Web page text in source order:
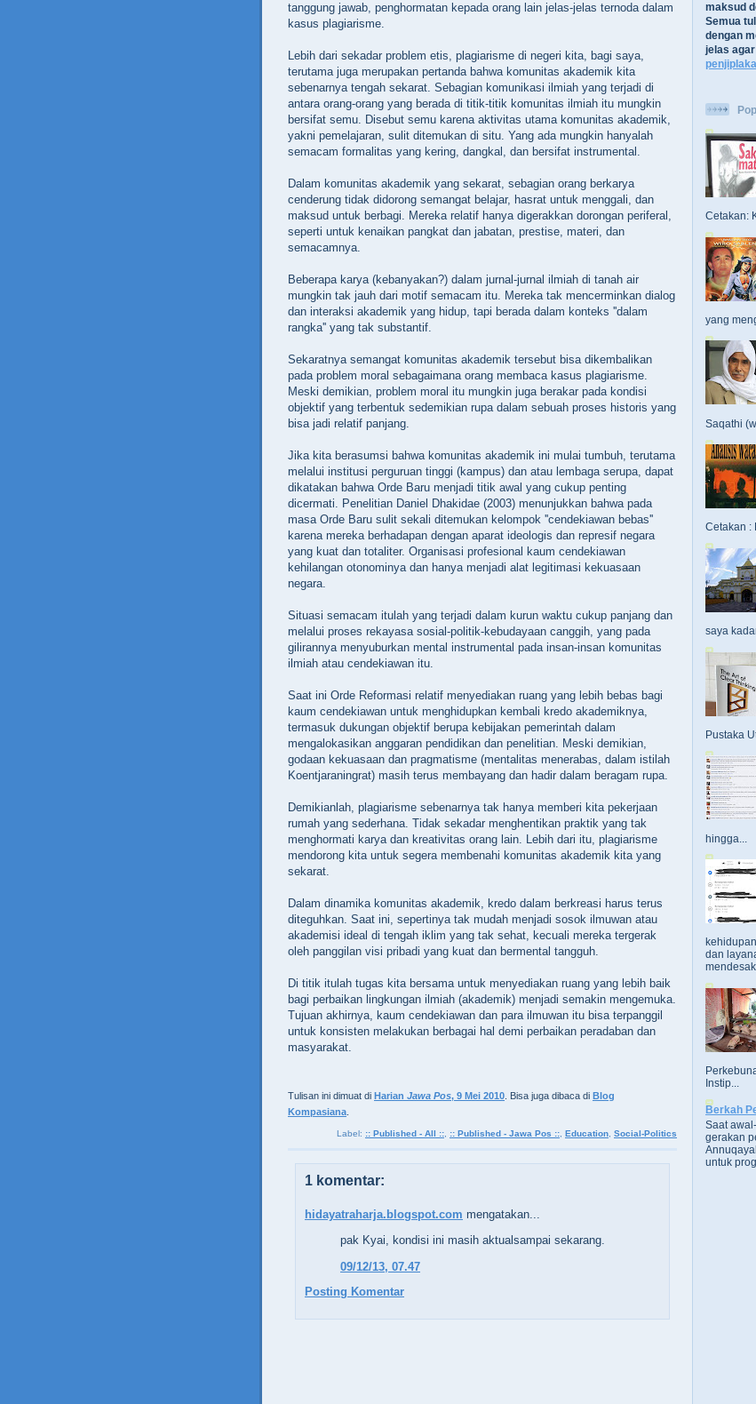
tanggung jawab, penghormatan kepada orang lain jelas-jelas ternoda dalam
kasus plagiarisme.
Lebih dari sekadar problem etis, plagiarisme di negeri kita, bagi saya,
terutama juga merupakan pertanda bahwa komunitas akademik kita
sebenarnya tengah sekarat. Sebagian komunikasi ilmiah yang terjadi di
antara orang-orang yang berada di titik-titik komunitas ilmiah itu mungkin
bersifat semu. Disebut semu karena aktivitas utama komunitas akademik,
yakni pemelajaran, sulit ditemukan di situ. Yang ada mungkin hanyalah
semacam formalitas yang kering, dangkal, dan bersifat instrumental.
Dalam komunitas akademik yang sekarat, sebagian orang berkarya
cenderung tidak didorong semangat belajar, hasrat untuk menggali, dan
maksud untuk berbagi. Mereka relatif hanya digerakkan dorongan periferal,
seperti untuk kenaikan pangkat dan jabatan, prestise, materi, dan
semacamnya.
Beberapa karya (kebanyakan?) dalam jurnal-jurnal ilmiah di tanah air
mungkin tak jauh dari motif semacam itu. Mereka tak mencerminkan dialog
dan interaksi akademik yang hidup, tapi berada dalam konteks ''dalam
rangka'' yang tak substantif.
Sekaratnya semangat komunitas akademik tersebut bisa dikembalikan
pada problem moral sebagaimana orang membaca kasus plagiarisme.
Meski demikian, problem moral itu mungkin juga berakar pada kondisi
objektif yang terbentuk sedemikian rupa dalam sebuah proses historis yang
bisa jadi relatif panjang.
Jika kita berasumsi bahwa komunitas akademik ini mulai tumbuh, terutama
melalui institusi perguruan tinggi (kampus) dan atau lembaga serupa, dapat
dikatakan bahwa Orde Baru menjadi titik awal yang cukup penting
dicermati. Penelitian Daniel Dhakidae (2003) menunjukkan bahwa pada
masa Orde Baru sulit sekali ditemukan kelompok ''cendekiawan bebas''
karena mereka berhadapan dengan aparat ideologis dan represif negara
yang kuat dan totaliter. Organisasi profesional kaum cendekiawan
kehilangan otonominya dan hanya menjadi alat legitimasi kekuasaan
negara.
Situasi semacam itulah yang terjadi dalam kurun waktu cukup panjang dan
melalui proses rekayasa sosial-politik-kebudayaan canggih, yang pada
gilirannya menyuburkan mental instrumental pada insan-insan komunitas
ilmiah atau cendekiawan itu.
Saat ini Orde Reformasi relatif menyediakan ruang yang lebih bebas bagi
kaum cendekiawan untuk menghidupkan kembali kredo akademiknya,
termasuk dukungan objektif berupa kebijakan pemerintah dalam
mengalokasikan anggaran pendidikan dan penelitian. Meski demikian,
godaan kekuasaan dan pragmatisme (mentalitas menerabas, dalam istilah
Koentjaraningrat) masih terus membayang dan hadir dalam beragam rupa.
Demikianlah, plagiarisme sebenarnya tak hanya memberi kita pekerjaan
rumah yang sederhana. Tidak sekadar menghentikan praktik yang tak
menghormati karya dan kreativitas orang lain. Lebih dari itu, plagiarisme
mendorong kita untuk segera membenahi komunitas akademik kita yang
sekarat.
Dalam dinamika komunitas akademik, kredo dalam berkreasi harus terus
diteguhkan. Saat ini, sepertinya tak mudah menjadi sosok ilmuwan atau
akademisi ideal di tengah iklim yang tak sehat, kecuali mereka tergerak
oleh panggilan visi pribadi yang kuat dan bermental tangguh.
Di titik itulah tugas kita bersama untuk menyediakan ruang yang lebih baik
bagi perbaikan lingkungan ilmiah (akademik) menjadi semakin mengemuka.
Tujuan akhirnya, kaum cendekiawan dan para ilmuwan itu bisa terpanggil
untuk konsisten melakukan berbagai hal demi perbaikan peradaban dan
masyarakat.
Tulisan ini dimuat di Harian Jawa Pos, 9 Mei 2010 . Bisa juga dibaca di Blog
Kompasiana
Label: :: Published - All ::, :: Published - Jawa Pos ::, Education, Social-Politics
1 komentar:
hidayatraharja.blogspot.com mengatakan...
pak Kyai, kondisi ini masih aktualsampai sekarang.
09/12/13, 07.47
Posting Komentar
maksud
Semua
dengan
jelas
Cetakan:
yang
Saqathi
Cetakan :
saya
Pustaka
hingga...
dan
mendesak.
Instip...
Berkah
Saat
gerakan
untuk